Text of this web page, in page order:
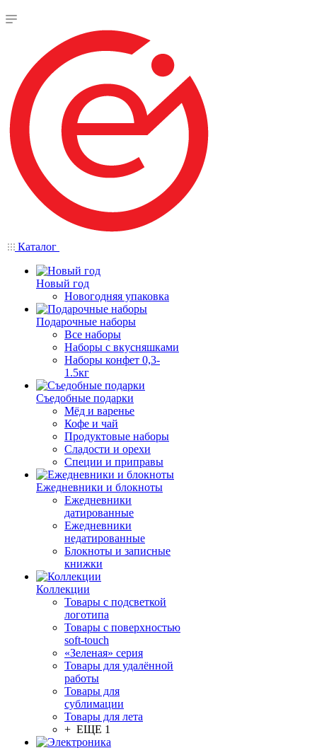
Каталог
Новый год
Новогодняя упаковка
Подарочные наборы
Все наборы
Наборы с вкусняшками
Наборы конфет 0,3-
1.5кг
Съедобные подарки
Мёд и варенье
Кофе и чай
Продуктовые наборы
Сладости и орехи
Специи и приправы
Ежедневники и блокноты
Ежедневники
датированные
Ежедневники
недатированные
Блокноты и записные
книжки
Коллекции
Товары с подсветкой
логотипа
Товары с поверхностью
soft-touch
«Зеленая» серия
Товары для удалённой
работы
Товары для
сублимации
Товары для лета
+ ЕЩЕ 1